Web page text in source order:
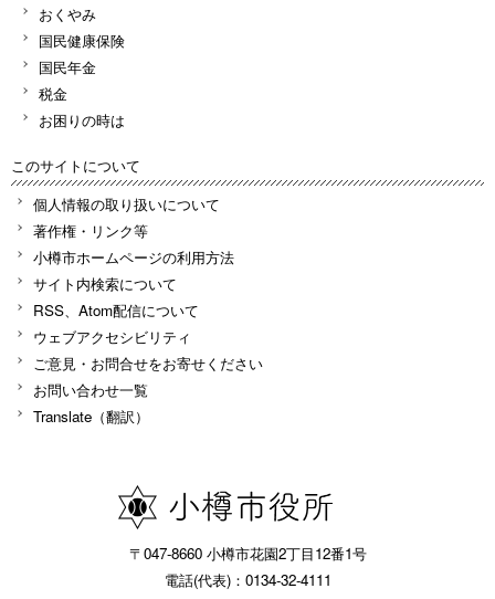
おくやみ
国民健康保険
国民年金
税金
お困りの時は
このサイトについて
個人情報の取り扱いについて
著作権・リンク等
小樽市ホームページの利用方法
サイト内検索について
RSS、Atom配信について
ウェブアクセシビリティ
ご意見・お問合せをお寄せください
お問い合わせ一覧
Translate（翻訳）
〒047-8660 小樽市花園2丁目12番1号
電話(代表)：0134-32-4111